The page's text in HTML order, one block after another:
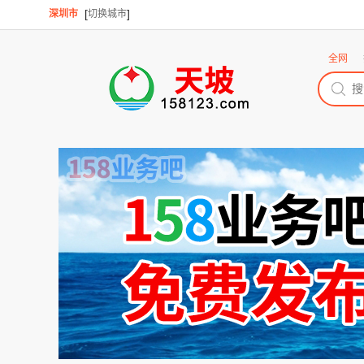
深圳市 [切换城市]
全网